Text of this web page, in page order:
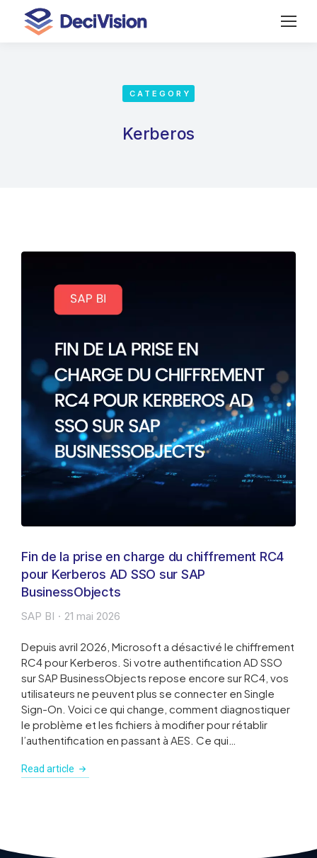
CATEGORY
Kerberos
Fin de la prise en charge du chiffrement RC4
pour Kerberos AD SSO sur SAP
BusinessObjects
SAP BI 21 mai 2026
Depuis avril 2026, Microsoft a désactivé le chiffrement
RC4 pour Kerberos. Si votre authentification AD SSO
sur SAP BusinessObjects repose encore sur RC4, vos
utilisateurs ne peuvent plus se connecter en Single
Sign-On. Voici ce qui change, comment diagnostiquer
le problème et les fichiers à modifier pour rétablir
l’authentification en passant à AES. Ce qui…
Read article